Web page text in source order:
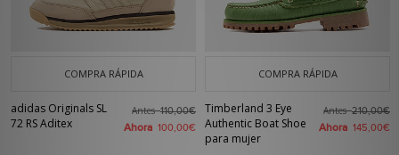
COMPRA RÁPIDA
adidas Originals SL
72 RS Aditex
Antes110,00€
Ahora 100,00€
COMPRA RÁPIDA
Timberland 3 Eye
Authentic Boat Shoe
para mujer
Antes210,00€
Ahora 145,00€